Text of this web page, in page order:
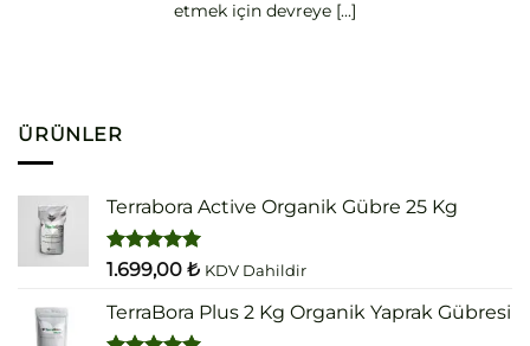
etmek için devreye [...]
ÜRÜNLER
Terrabora Active Organik Gübre 25 Kg
5 üzerinden
oy
aldı
1.699,00 ₺ KDV Dahildir
TerraBora Plus 2 Kg Organik Yaprak Gübresi